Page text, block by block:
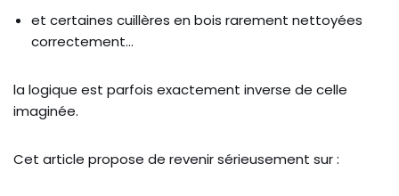
et certaines cuillères en bois rarement nettoyées
correctement…
la logique est parfois exactement inverse de celle
imaginée.
Cet article propose de revenir sérieusement sur :